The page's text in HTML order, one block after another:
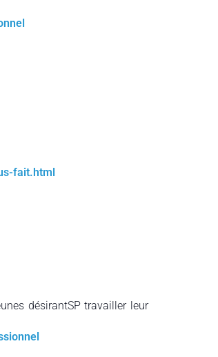
fait.html
désirantSP travailler leur